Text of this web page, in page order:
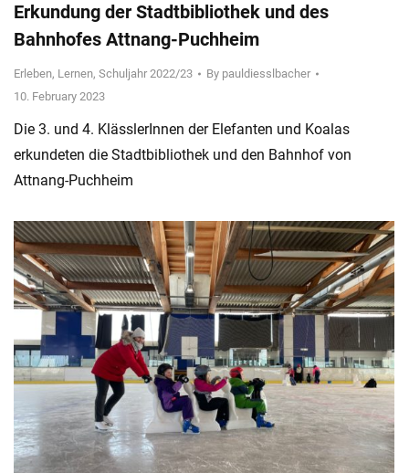
Erkundung der Stadtbibliothek und des
Bahnhofes Attnang-Puchheim
Erleben, Lernen, Schuljahr 2022/23 By pauldiesslbacher
10. February 2023
Die 3. und 4. KlässlerInnen der Elefanten und Koalas
erkundeten die Stadtbibliothek und den Bahnhof von
Attnang-Puchheim